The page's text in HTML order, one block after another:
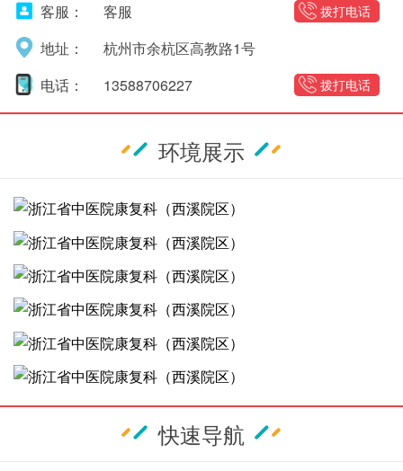
客服： 拨打电话
客服
地址：
杭州市余杭区高教路1号
电话：
拨打电话
13588706227
环境展示
快速导航